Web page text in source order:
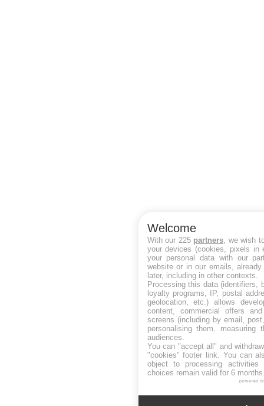
Welcome
With our 225 partners , we wish
your devices (cookies, pixels in
your personal data with our
website or in our emails,
later, including in other contexts.
Processing this data (identifiers,
loyalty programs, IP, postal
geolocation, etc.) allows
content, commercial offers
screens (including by email,
personalising them, measuring
audiences.
You can "accept all" and
"cookies" footer link . You can
object to processing
choices remain valid for 6
powered